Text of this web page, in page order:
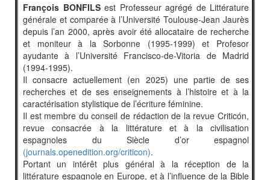
François BONFILSest Professeur agrégé de Littérature
générale et comparée à l’Université Toulouse-Jean Jaurès
depuis l’an 2000, après avoir été allocataire de recherche
et moniteur à la Sorbonne (1995-1999) et Profesor
ayudante à l’Université Francisco-de-Vitoria de Madrid
(1994-1995).
Il consacre actuellement (en 2025) une partie de ses
recherches et de ses enseignements à l’histoire et à la
caractérisation stylistique de l’écriture féminine.
Il est membre du conseil de rédaction de la revue Criticón,
revue consacrée à la littérature et à la civilisation
espagnoles du Siècle d’or espagnol
(journals.openedition.org/criticon).
Portant un intérêt plus général à la réception de la
littérature espagnole en Europe, et à l’influence de la Bible